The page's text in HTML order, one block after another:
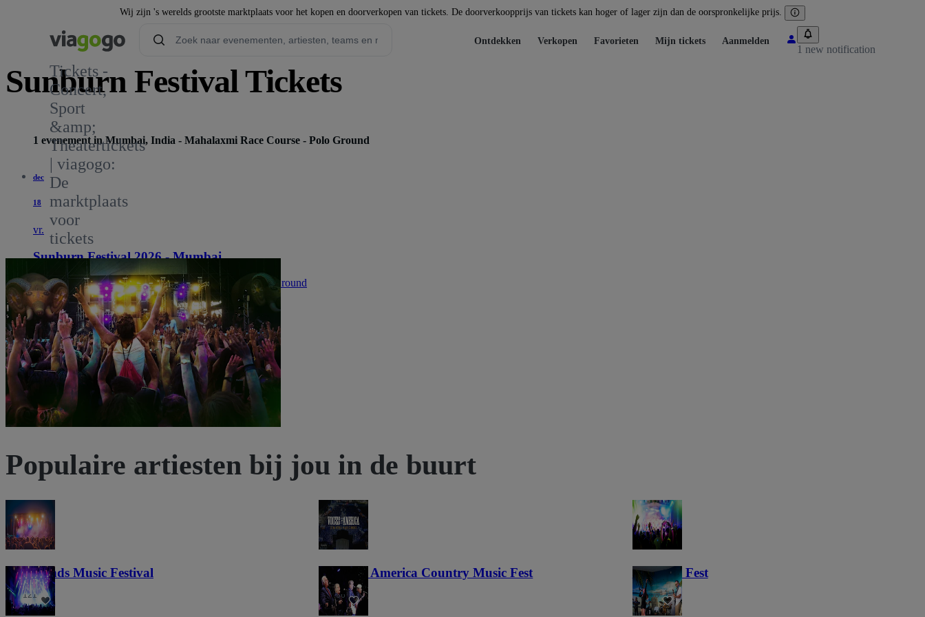
Wij zijn 's werelds grootste marktplaats voor het kopen en doorverkopen van tickets. De doorverkoopprijs van tickets kan hoger of lager zijn dan de oorspronkelijke prijs.
Tickets -
Concert,
Sport
&amp;
Theatertickets
| viagogo:
De
marktplaats
voor
tickets
Ontdekken Verkopen Favorieten Mijn tickets Aanmelden
1 new notification
Sunburn Festival Tickets
20
1 evenement in Mumbai, India - Mahalaxmi Race Course - Polo Ground
dec
18
vr.
Sunburn Festival 2026 - Mumbai
14:00 Mumbai, IndiaMahalaxmi Race Course - Polo Ground
Mahalaxmi Race Course - Polo Ground
Tickets weergeven
Populaire artiesten bij jou in de buurt
Lost Lands Music Festival
121
Voices of America Country Music Fest
36
Haunted Fest
58